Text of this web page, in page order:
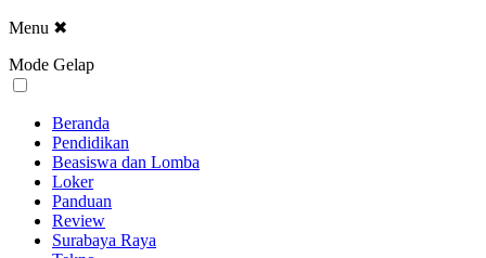
Menu ✖
Mode Gelap
Beranda
Pendidikan
Beasiswa dan Lomba
Loker
Panduan
Review
Surabaya Raya